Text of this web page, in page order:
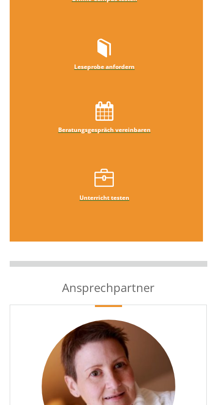
Leseprobe anfordern
Beratungsgespräch vereinbaren
Unterricht testen
Ansprechpartner